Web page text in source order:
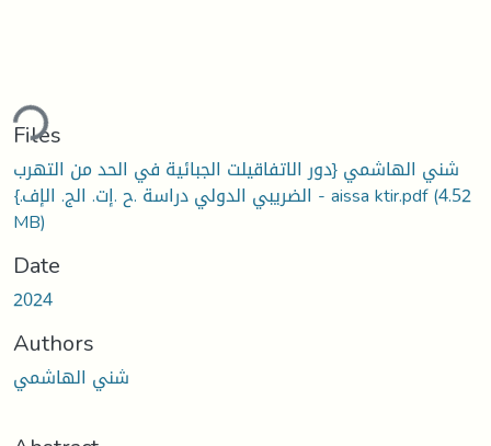
Files
شني الهاشمي {دور الاتفاقيلت الجبائية في الحد من التهرب
الضريبي الدولي دراسة .ح .إت. الج. الإف.} - aissa ktir.pdf(4.52
MB)
Date
2024
Authors
شني الهاشمي